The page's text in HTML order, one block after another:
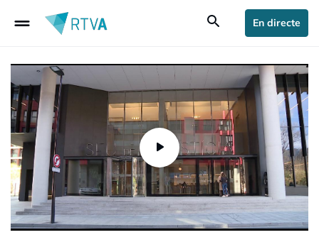
drag_handle search En directe